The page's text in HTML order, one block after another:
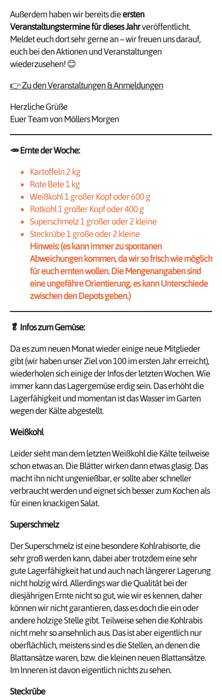
Außerdem haben wir bereits dieersten
Veranstaltungstermine für dieses Jahrveröffentlicht.
Meldet euch dort sehr gerne an – wir freuen uns darauf,
euch bei den Aktionen und Veranstaltungen
wiederzusehen! 😊
👉 Zu den Veranstaltungen & Anmeldungen
Herzliche Grüße
Euer Team von Möllers Morgen
🥕Ernte der Woche:
Kartoffeln 2 kg
Rote Bete 1 kg
Weißkohl 1 großer Kopf oder 600 g
Rotkohl 1 großer Kopf oder 400 g
Superschmelz 1 großer oder 2 kleine
Steckrübe 1 große oder 2 kleine
Hinweis: (es kann immer zu spontanen
Abweichungen kommen, da wir so frisch wie möglich
für euch ernten wollen. Die Mengenangaben sind
eine ungefähre Orientierung, es kann Unterschiede
zwischen den Depots geben.)
🥬 Infos zum Gemüse:
Da es zum neuen Monat wieder einige neue Mitglieder
gibt (wir haben unser Ziel von 100 im ersten Jahr erreicht),
wiederholen sich einige der Infos der letzten Wochen. Wie
immer kann das Lagergemüse erdig sein. Das erhöht die
Lagerfähigkeit und momentan ist das Wasser im Garten
wegen der Kälte abgestellt.
Weißkohl
Leider sieht man dem letzten Weißkohl die Kälte teilweise
schon etwas an. Die Blätter wirken dann etwas glasig. Das
macht ihn nicht ungenießbar, er sollte aber schneller
verbraucht werden und eignet sich besser zum Kochen als
für einen knackigen Salat.
Superschmelz
Der Superschmelz ist eine besondere Kohlrabisorte, die
sehr groß werden kann, dabei aber trotzdem eine sehr
gute Lagerfähigkeit hat und auch nach längerer Lagerung
nicht holzig wird. Allerdings war die Qualität bei der
diesjährigen Ernte nicht so gut, wie wir es kennen, daher
können wir nicht garantieren, dass es doch die ein oder
andere holzige Stelle gibt. Teilweise sehen die Kohlrabis
nicht mehr so ansehnlich aus. Das ist aber eigentlich nur
oberflächlich, meistens sind es die Stellen, an denen die
Blattansätze waren, bzw. die kleinen neuen Blattansätze.
Im Inneren ist davon eigentlich nichts zu sehen.
Steckrübe